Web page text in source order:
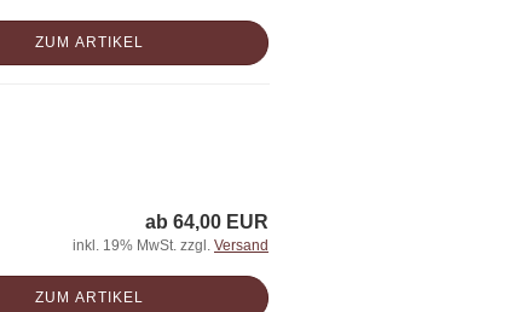
ZUM ARTIKEL
ab 64,00 EUR
inkl. 19% MwSt. zzgl. Versand
ZUM ARTIKEL